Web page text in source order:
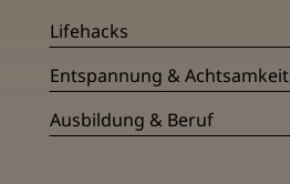
Lifehacks
Entspannung & Achtsamkeit
Ausbildung & Beruf